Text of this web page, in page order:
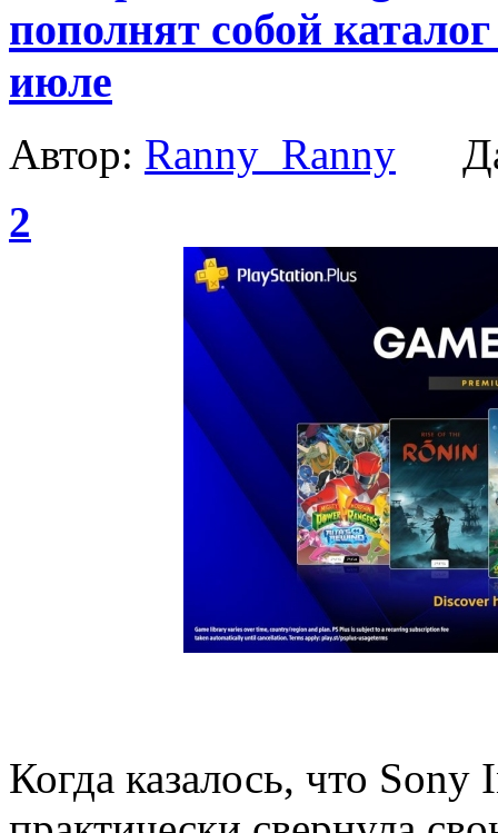
пополнят собой
июле
Автор: Ranny_Ranny
2
Когда казалось, что